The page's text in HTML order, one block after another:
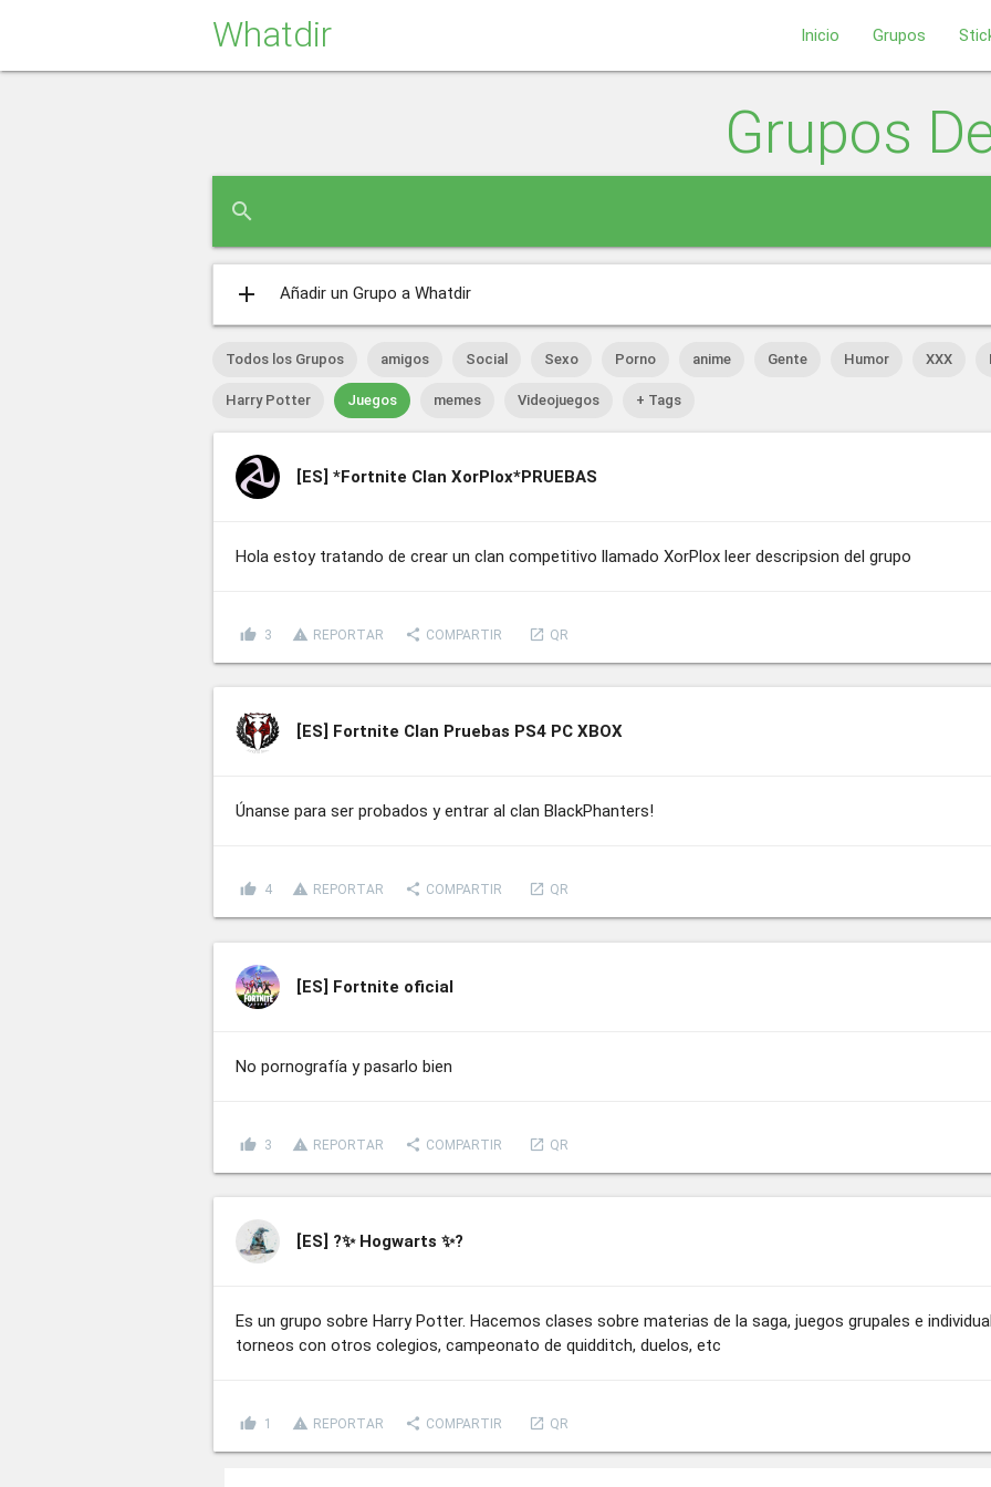
Whatdir Inicio Grupos
Grupos
search
add Añadir un Grupo a Whatdir
Todos los Grupos amigos Social Sexo Porno anime Gente Humor XXX
Harry Potter Juegos memes Videojuegos + Tags
[ES]*Fortnite Clan XorPlox*PRUEBAS
Hola estoy tratando de crear un clan competitivo llamado XorPlox leer descripsion del grupo
thumb_up 3 report_problem REPORTAR share COMPARTIR launch QR
[ES] Fortnite Clan Pruebas PS4 PC XBOX
Únanse para ser probados y entrar al clan BlackPhanters!
thumb_up 4 report_problem REPORTAR share COMPARTIR launch QR
[ES] Fortnite oficial
No pornografía y pasarlo bien
thumb_up 3 report_problem REPORTAR share COMPARTIR launch QR
[ES] ?✨ Hogwarts ✨?
Es un grupo sobre Harry Potter. Hacemos clases sobre materias de la saga, juegos grupales e
torneos con otros colegios, campeonato de quidditch, duelos, etc
thumb_up 1 report_problem REPORTAR share COMPARTIR launch QR